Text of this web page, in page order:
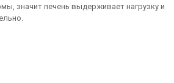
значит печень выдерживает нагрузку и